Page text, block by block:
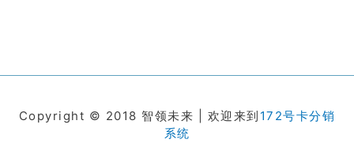
Copyright © 2018 智领未来 | 欢迎来到 172号卡分销
系统